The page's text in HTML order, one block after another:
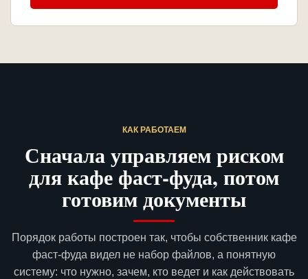
КАК РАБОТАЕМ
Сначала управляем риском
для кафе фаст-фуда, потом
готовим документы
Порядок работы построен так, чтобы собственник кафе
фаст-фуда видел не набор файлов, а понятную
систему: что нужно, зачем, кто ведет и как действовать